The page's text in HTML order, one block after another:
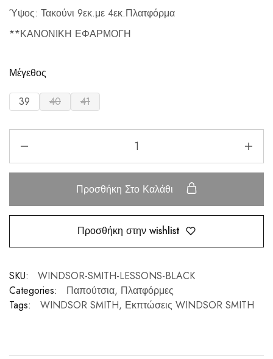
Ύψος: Τακούνι 9εκ.με 4εκ.Πλατφόρμα
**ΚΑΝΟΝΙΚΗ ΕΦΑΡΜΟΓΗ
Μέγεθος
39 40 41
Προσθήκη Στο Καλάθι
Προσθήκη στην wishlist
SKU:
WINDSOR-SMITH-LESSONS-BLACK
Categories:
Παπούτσια, Πλατφόρμες
Tags:
WINDSOR SMITH, Εκπτώσεις WINDSOR SMITH